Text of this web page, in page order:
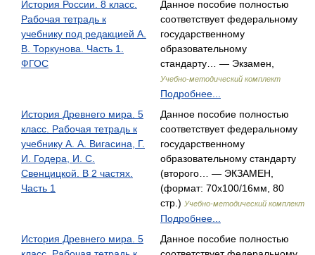
История России. 8 класс.
Рабочая тетрадь к
учебнику под редакцией А.
В. Торкунова. Часть 1.
ФГОС
Данное пособие полностью
соответствует федеральному
государственному
образовательному
стандарту… — Экзамен,
Учебно-методический комплект
Подробнее...
История Древнего мира. 5
класс. Рабочая тетрадь к
учебнику А. А. Вигасина, Г.
И. Годера, И. С.
Свенцицкой. В 2 частях.
Часть 1
Данное пособие полностью
соответствует федеральному
государственному
образовательному стандарту
(второго… — ЭКЗАМЕН,
(формат: 70x100/16мм, 80
стр.) Учебно-методический комплект
Подробнее...
История Древнего мира. 5
Данное пособие полностью